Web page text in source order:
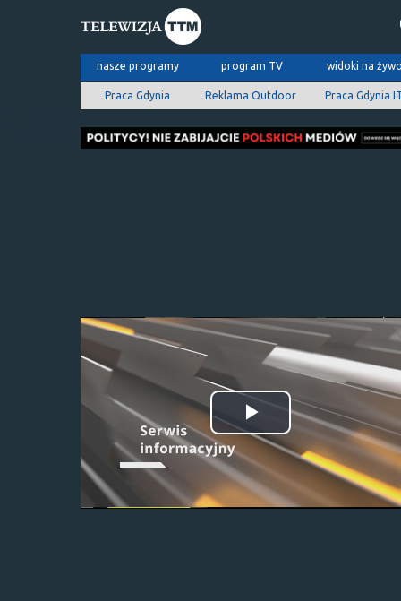
nasze programy program TV widoki na
Praca Gdynia Reklama Outdoor Praca Gdynia
Odtwórz
wideo